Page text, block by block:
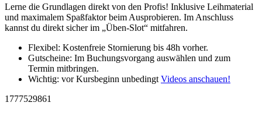
Lerne die Grundlagen direkt von den Profis! Inklusive Leihmaterial
und maximalem Spaßfaktor beim Ausprobieren. Im Anschluss
kannst du direkt sicher im „Üben-Slot“ mitfahren.
Flexibel: Kostenfreie Stornierung bis 48h vorher.
Gutscheine: Im Buchungsvorgang auswählen und zum
Termin mitbringen.
Wichtig: vor Kursbeginn unbedingt Videos anschauen!
1777529861